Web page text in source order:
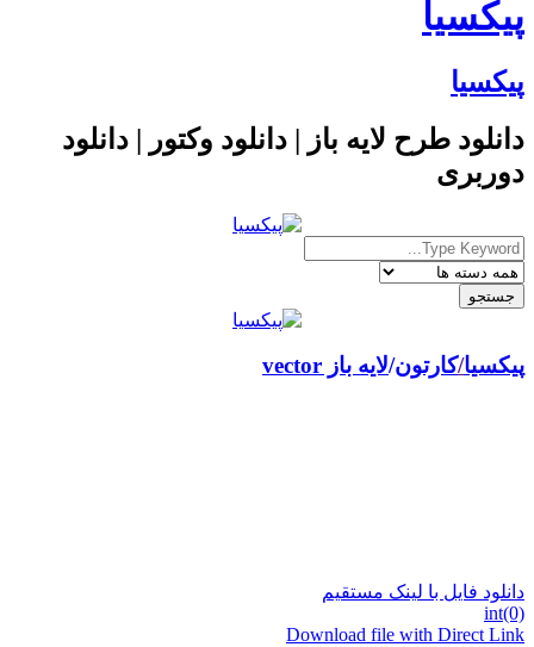
پیکسیا
پیکسیا
دانلود طرح لایه باز | دانلود وکتور | دانلود
دوربری
پیکسیا/ لایه باز vector کارتون
دانلود فایل با لینک مستقیم
int(0)
Download file with Direct Link